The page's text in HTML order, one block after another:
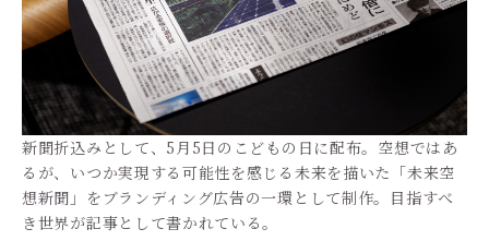
新聞折込みとして、5月5日のこどもの日に配布。 空想ではあ
るが、いつか実現する可能性を感じる未来を描いた「未来空
想新聞」をブランディング広告の一環として制作。 目指すべ
き世界が記事として書かれている。